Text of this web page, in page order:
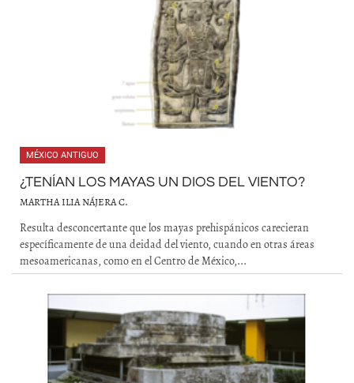
MÉXICO ANTIGUO
¿TENÍAN LOS MAYAS UN DIOS DEL VIENTO?
MARTHA ILIA NÁJERA C.
Resulta desconcertante que los mayas prehispánicos carecieran
específicamente de una deidad del viento, cuando en otras áreas
mesoamericanas, como en el Centro de México,...